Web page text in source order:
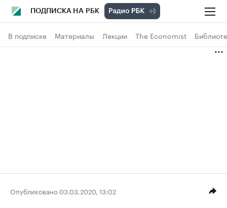
ПОДПИСКА НА РБК
В подписке Материалы Лекции The Economist
Опубликовано 03.03.2020, 13:02